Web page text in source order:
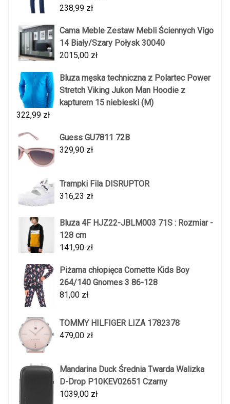
238,99 zł
Cama Meble Zestaw Mebli Ściennych Vigo
14 Biały/Szary Połysk 30040
2015,00 zł
Bluza męska techniczna z Polartec Power
Stretch Viking Jukon Man Hoodie z
kapturem 15 niebieski (M)
322,99 zł
Guess GU7811 72B
329,90 zł
Trampki Fila DISRUPTOR
316,23 zł
Bluza 4F HJZ22-JBLM003 71S : Rozmiar -
128 cm
141,90 zł
Piżama chłopięca Cornette Kids Boy
264/140 Gnomes 3 86-128
81,00 zł
TOMMY HILFIGER LIZA 1782378
479,00 zł
Mandarina Duck Średnia Twarda Walizka
D-Drop P10KEV02651 Czarny
1039,00 zł